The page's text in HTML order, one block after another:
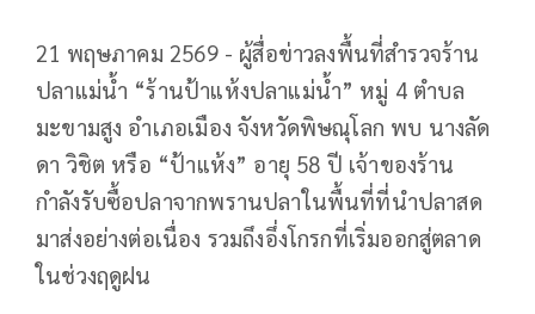
21 พฤษภาคม 2569 - ผู้สื่อข่าวลงพื้นที่สำรวจร้าน
ปลาแม่น้ำ “ร้านป้าแห้งปลาแม่น้ำ” หมู่ 4 ตำบล
มะขามสูง อำเภอเมือง จังหวัดพิษณุโลก พบ นางลัด
ดา วิชิต หรือ “ป้าแห้ง” อายุ 58 ปี เจ้าของร้าน
กำลังรับซื้อปลาจากพรานปลาในพื้นที่ที่นำปลาสด
มาส่งอย่างต่อเนื่อง รวมถึงอึ่งโกรกที่เริ่มออกสู่ตลาด
ในช่วงฤดูฝน